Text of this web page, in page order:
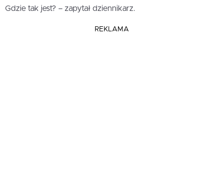
Gdzie tak jest? – zapytał dziennikarz.
REKLAMA